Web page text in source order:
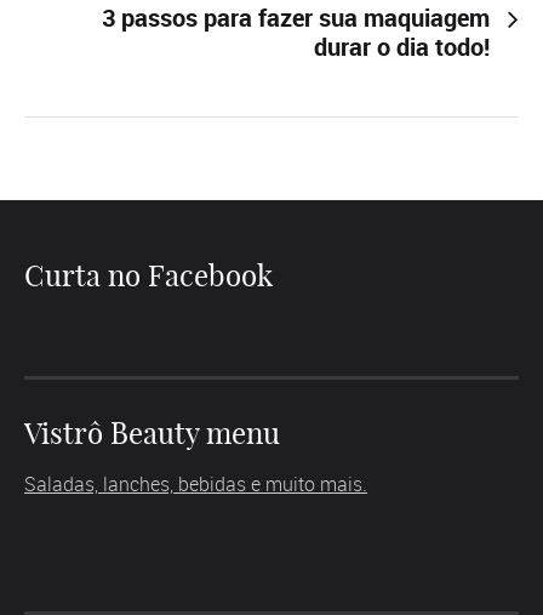
3 passos para fazer sua maquiagem
durar o dia todo!
Curta no Facebook
Vistrô Beauty menu
Saladas, lanches, bebidas e muito mais.